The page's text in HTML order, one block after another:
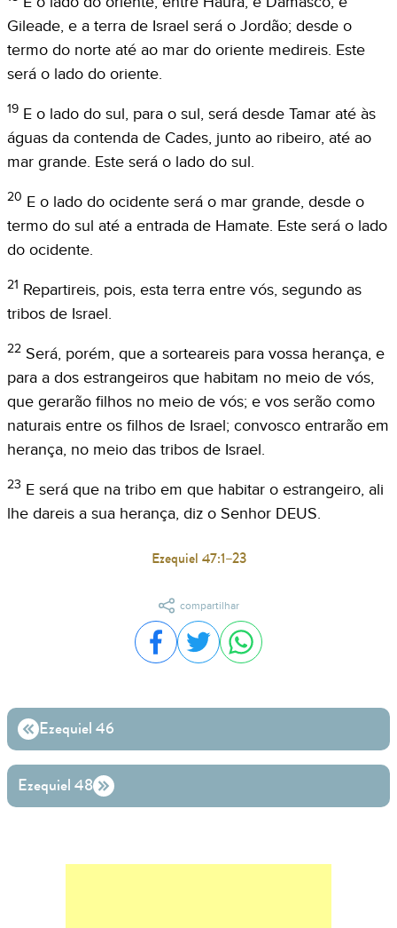
Gileade, e a terra de Israel será o Jordão; desde o
termo do norte até ao mar do oriente medireis. Este
será o lado do oriente.
19 E o lado do sul, para o sul, será desde Tamar até às
águas da contenda de Cades, junto ao ribeiro, até ao
mar grande. Este será o lado do sul.
20 E o lado do ocidente será o mar grande, desde o
termo do sul até a entrada de Hamate. Este será o lado
do ocidente.
21 Repartireis, pois, esta terra entre vós, segundo as
tribos de Israel.
22 Será, porém, que a sorteareis para vossa herança, e
para a dos estrangeiros que habitam no meio de vós,
que gerarão filhos no meio de vós; e vos serão como
naturais entre os filhos de Israel; convosco entrarão em
herança, no meio das tribos de Israel.
23 E será que na tribo em que habitar o estrangeiro, ali
lhe dareis a sua herança, diz o Senhor DEUS.
Ezequiel 47:1–23
compartilhar
Compartilhar no Facebook
Compartilhar no Twitter
Compartilhar no
Ezequiel 46
Ezequiel 48